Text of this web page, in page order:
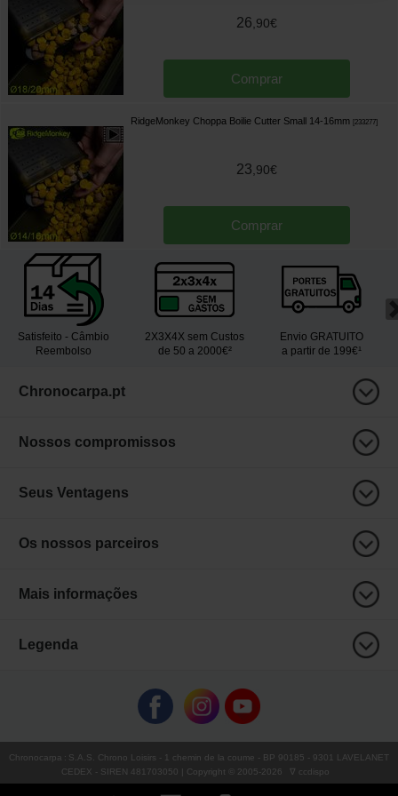
26 90€
Comprar
RidgeMonkey Choppa Boilie Cutter Small 14-16mm [233277]
23 90€
Comprar
Satisfeito - Câmbio
Reembolso
2X3X4X sem Custos
de 50 a 2000€²
Envio GRATUITO
a partir de 199€¹
Chronocarpa.pt
Nossos compromissos
Seus Ventagens
Os nossos parceiros
Mais informações
Legenda
Chronocarpa : S.A.S. Chrono Loisirs - 1 chemin de la coume - BP 90185 - 9301 LAVELANET
CEDEX - SIREN 481703050 | Copyright © 2005-2026 ∇ ccdispo